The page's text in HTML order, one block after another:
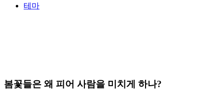
테마
봄꽃들은 왜 피어 사람을 미치게 하나?